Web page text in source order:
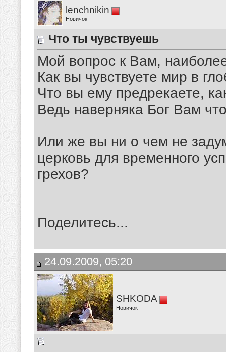
lenchnikin
Новичок
Что ты чувствуешь
Мой вопрос к Вам,
Как вы чувствуете мир в
Что вы ему предрекаете,
Ведь наверняка Бог Вам
Или же вы ни о чем не
церковь для временного
грехов?
Поделитесь...
24.09.2009, 05:20
SHKODA
Новичок